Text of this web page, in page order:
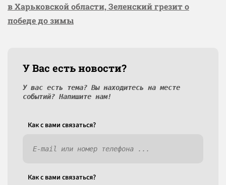
в Харьковской области, Зеленский грезит о
победе до зимы
У Вас есть новости?
У вас есть тема? Вы находитесь на месте
событий? Напишите нам!
Как c вами связаться?
Как c вами связаться?